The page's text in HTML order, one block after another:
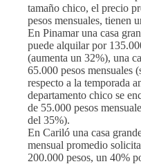
tamaño chico, el precio
pesos mensuales, tienen
En Pinamar una casa
puede alquilar por
(aumenta un 32%), una
65.000 pesos mensuales
respecto a la temporada
departamento chico se
de 55.000 pesos
del 35%).
En Cariló una casa
mensual promedio
200.000 pesos, un 40%